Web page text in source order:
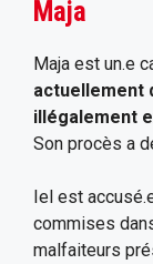
Maja
Maja est un.e
actuellement
illégalement
Son procès a
Iel est
commises
malfaiteurs